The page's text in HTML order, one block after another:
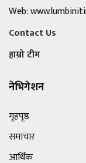
Web:
Contact Us
हाम्रो टीम
नेभिगेशन
गृहपृष्ठ
समाचार
आर्थिक